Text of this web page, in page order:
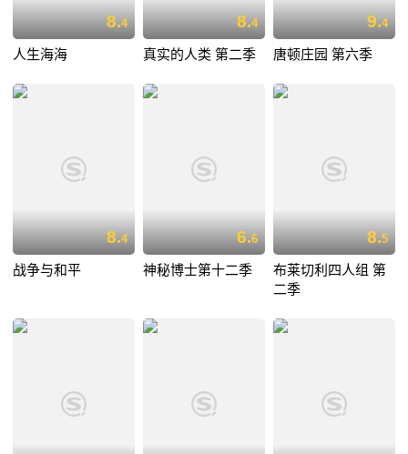
8.4
人生海海
8.4
真实的人类 第二季
9.4
唐顿庄园 第六季
8.4
战争与和平
6.6
神秘博士第十二季
8.5
布莱切利四人组 第
二季